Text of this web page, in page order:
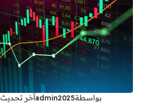
بواسطةadmin2025آخر تحديث